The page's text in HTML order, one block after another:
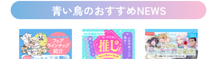
青い鳥のおすすめNEWS